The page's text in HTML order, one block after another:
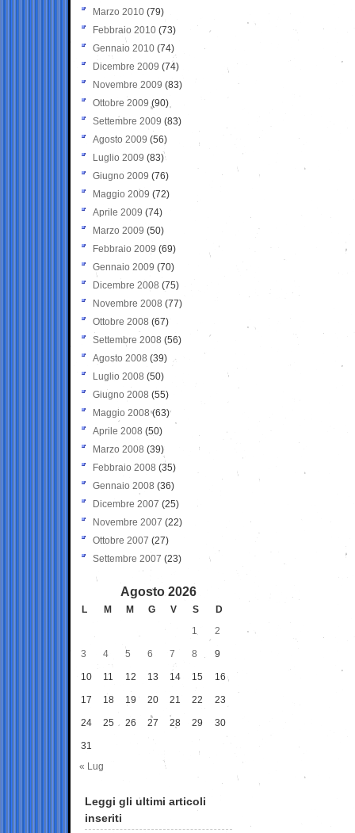
Marzo 2010 (79)
Febbraio 2010 (73)
Gennaio 2010 (74)
Dicembre 2009 (74)
Novembre 2009 (83)
Ottobre 2009 (90)
Settembre 2009 (83)
Agosto 2009 (56)
Luglio 2009 (83)
Giugno 2009 (76)
Maggio 2009 (72)
Aprile 2009 (74)
Marzo 2009 (50)
Febbraio 2009 (69)
Gennaio 2009 (70)
Dicembre 2008 (75)
Novembre 2008 (77)
Ottobre 2008 (67)
Settembre 2008 (56)
Agosto 2008 (39)
Luglio 2008 (50)
Giugno 2008 (55)
Maggio 2008(63)
Aprile 2008 (50)
Marzo 2008 (39)
Febbraio 2008 (35)
Gennaio 2008 (36)
Dicembre 2007 (25)
Novembre 2007 (22)
Ottobre 2007 (27)
Settembre 2007 (23)
Agosto 2026
L M M G V S
D
1
2
3 4 5 6 7 8 9
10 11 12 13 14 15 16
17 18 19 20 21 22 23
24 25 26 27 28 29 30
31
« Lug
Leggi gli ultimi articoli
inseriti